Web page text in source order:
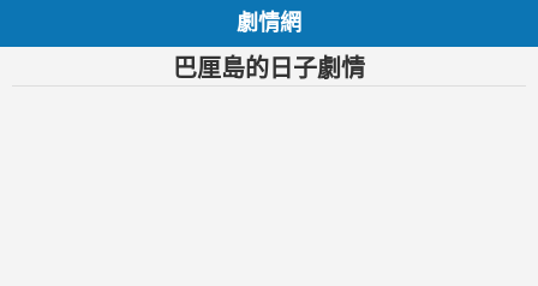
劇情網
巴厘島的日子劇情